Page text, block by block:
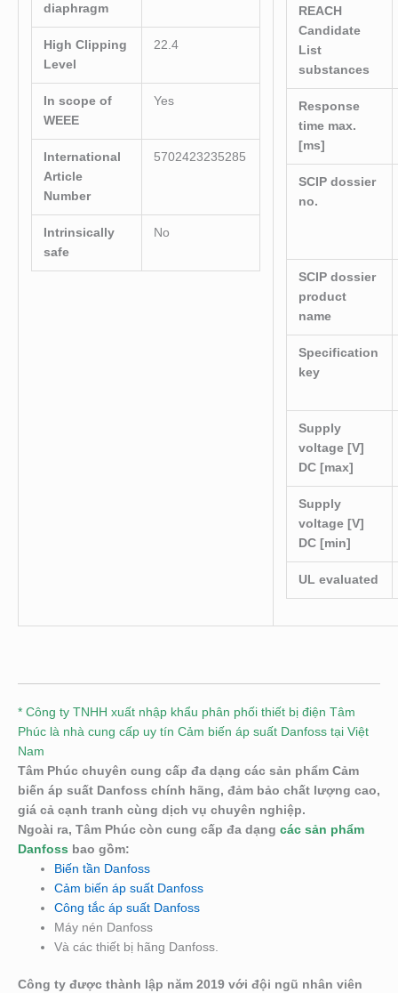
diaphragm
High Clipping
Level
22.4
In scope of
WEEE
Yes
International
Article
Number
5702423235285
Intrinsically
safe
No
REACH
Candidate
List
substances
Response
time max.
[ms]
SCIP dossier
no.
SCIP dossier
product
name
Specification
key
Supply
voltage [V]
DC [max]
Supply
voltage [V]
DC [min]
UL evaluated
* Công ty TNHH xuất nhập khẩu phân phối thiết bị điện Tâm
Phúc là nhà cung cấp uy tín Cảm biến áp suất Danfoss tại Việt
Nam
Tâm Phúc chuyên cung cấp đa dạng các sản phẩm Cảm
biến áp suất Danfoss chính hãng, đảm bảo chất lượng cao,
giá cả cạnh tranh cùng dịch vụ chuyên nghiệp.
Ngoài ra, Tâm Phúc còn cung cấp đa dạng các sản phẩm
Danfoss bao gồm:
Biến tần Danfoss
Cảm biến áp suất Danfoss
Công tắc áp suất Danfoss
Máy nén Danfoss
Và các thiết bị hãng Danfoss.
Công ty được thành lập năm 2019 với đội ngũ nhân viên